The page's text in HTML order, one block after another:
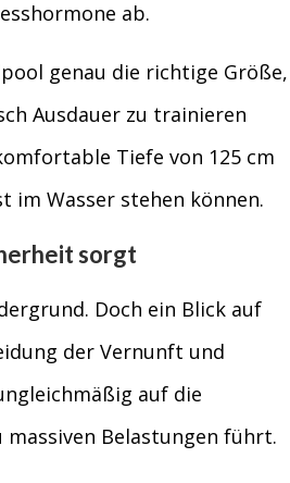
ab.
genau die richtige Größe,
Ausdauer zu trainieren
Tiefe von 125 cm
im Wasser stehen können.
sorgt
Doch ein Blick auf
der Vernunft und
auf die
massiven Belastungen führt.